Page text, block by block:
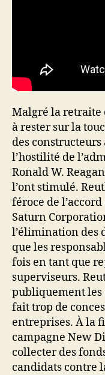
Malgré la retraite
à rester sur la
des
l’hostilité de
Ronald W.
l’ont stimulé.
féroce de
Saturn
l’élimination des
que les
fois en tant que
superviseurs.
publiquement les
fait trop de
entreprises. À la
campagne New
collecter des
candidats contre